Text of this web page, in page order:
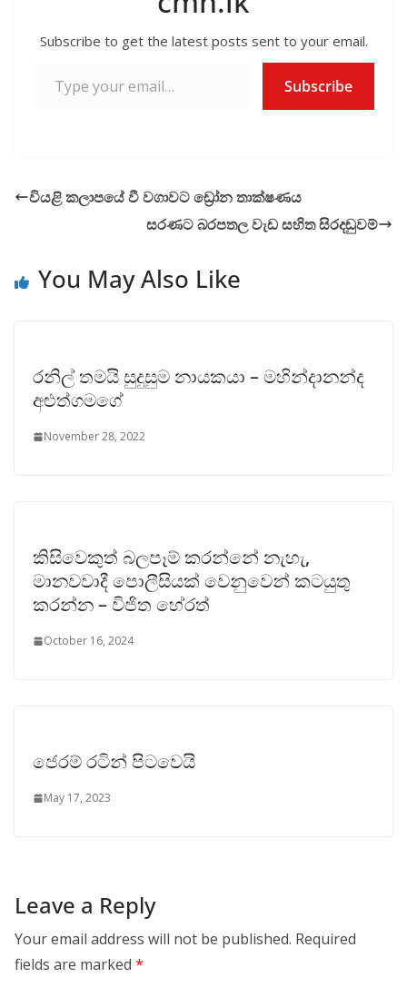
Subscribe to get the latest posts sent to your email.
Subscribe
වියළි කලාපයේ වී වගාවට ඩ්‍රෝන තාක්ෂණය
සරණට බරපතල වැඩ සහිත සිරදඬුවම්
You May Also Like
රනිල් තමයි සුදුසුම නායකයා – මහින්දානන්ද
අළුත්ගමගේ
November 28, 2022
කිසිවෙකුත් බලපෑම් කරන්නේ නැහැ,
මානවවාදී පොලීසියක් වෙනුවෙන් කටයුතු
කරන්න – විජිත‌ හේරත්
October 16, 2024
ජෙරම් රටින් පිටවෙයි
May 17, 2023
Leave a Reply
Your email address will not be published. Required
fields are marked *